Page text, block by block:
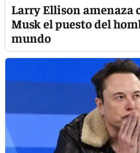
Larry Ellison amenaza
Musk el puesto del
mundo